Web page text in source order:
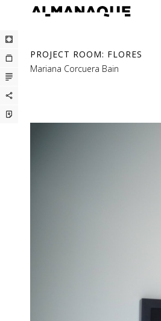
EXPOSICIONES
PROJECT ROOM: FLORES
Mariana Corcuera Bain